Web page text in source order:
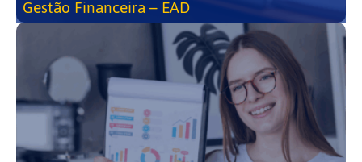
Gestão Financeira – EAD